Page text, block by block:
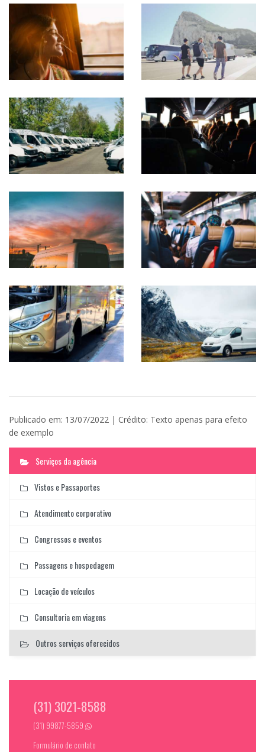
Publicado em: 13/07/2022 | Crédito: Texto apenas para efeito
de exemplo
Serviços da agência
Vistos e Passaportes
Atendimento corporativo
Congressos e eventos
Passagens e hospedagem
Locação de veículos
Consultoria em viagens
Outros serviços oferecidos
(31) 3021-8588
(31) 99877-5859
Formulário de contato